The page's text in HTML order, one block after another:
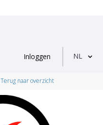
Inloggen NL
Terug naar overzicht